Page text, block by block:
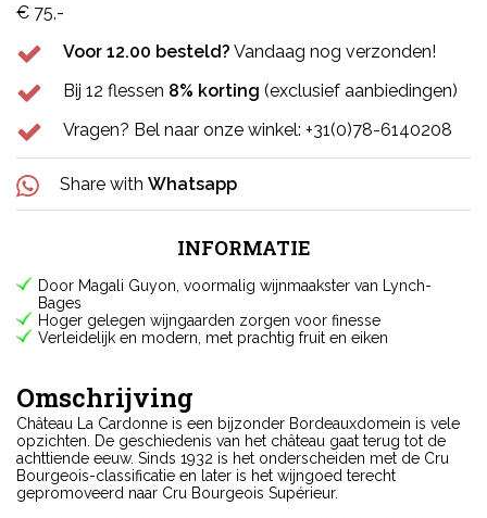
€ 75,-
Voor 12.00 besteld? Vandaag nog verzonden!
Bij 12 flessen 8% korting (exclusief aanbiedingen)
Vragen? Bel naar onze winkel: +31(0)78-6140208
Share with Whatsapp
INFORMATIE
Door Magali Guyon, voormalig wijnmaakster van Lynch-
Bages
Hoger gelegen wijngaarden zorgen voor finesse
Verleidelijk en modern, met prachtig fruit en eiken
Omschrijving
Château La Cardonne is een bijzonder Bordeauxdomein is vele
opzichten. De geschiedenis van het château gaat terug tot de
achttiende eeuw. Sinds 1932 is het onderscheiden met de Cru
Bourgeois-classificatie en later is het wijngoed terecht
gepromoveerd naar Cru Bourgeois Supérieur.